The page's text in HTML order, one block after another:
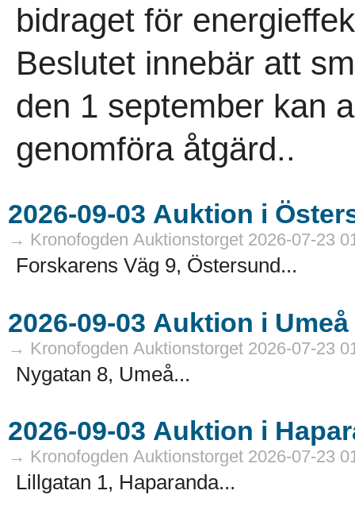
bidraget för
Beslutet innebär att
den 1 september kan
genomföra åtgärd..
→ Kronofogden Auktionstorget 2026-07-23
Forskarens Väg 9, Östersund...
→ Kronofogden Auktionstorget 2026-07-23
Nygatan 8, Umeå...
→ Kronofogden Auktionstorget 2026-07-23
Lillgatan 1, Haparanda...